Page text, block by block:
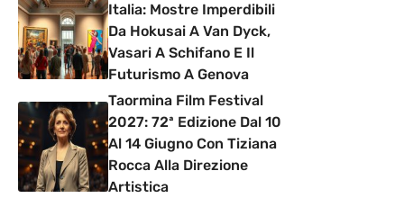
Italia: Mostre Imperdibili
Da Hokusai A Van Dyck,
Vasari A Schifano E Il
Futurismo A Genova
Taormina Film Festival
2027: 72ª Edizione Dal 10
Al 14 Giugno Con Tiziana
Rocca Alla Direzione
Artistica